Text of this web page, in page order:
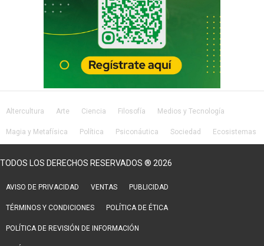
Altercultura Arte Ciencia Filosofía Medios y Tecnología
Magia y Metafísica Política Psiconáutica Sociedad Ecosistemas
TODOS LOS DERECHOS RESERVADOS ® 2026
AVISO DE PRIVACIDAD VENTAS PUBLICIDAD
TÉRMINOS Y CONDICIONES POLÍTICA DE ÉTICA
POLÍTICA DE REVISIÓN DE INFORMACIÓN